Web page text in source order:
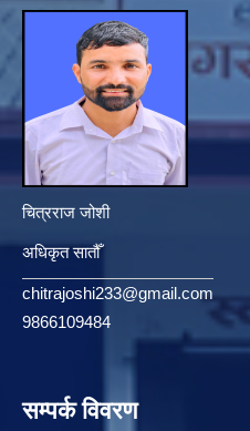
चित्रराज जोशी
अधिकृत सातौँ
chitrajoshi233@gmail.com
9866109484
सम्पर्क विवरण